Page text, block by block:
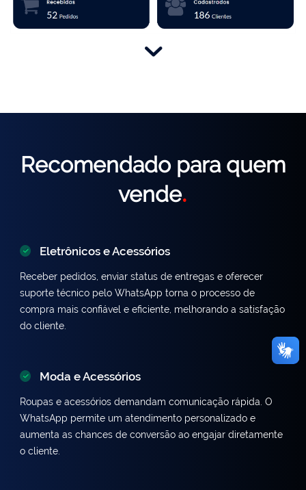
Recomendado para quem
vende.
Eletrônicos e Acessórios
Receber pedidos, enviar status de entregas e oferecer
suporte técnico pelo WhatsApp torna o processo de
compra mais confiável e eficiente, melhorando a satisfação
do cliente.
Moda e Acessórios
Roupas e acessórios demandam comunicação rápida. O
WhatsApp permite um atendimento personalizado e
aumenta as chances de conversão ao engajar diretamente
o cliente.